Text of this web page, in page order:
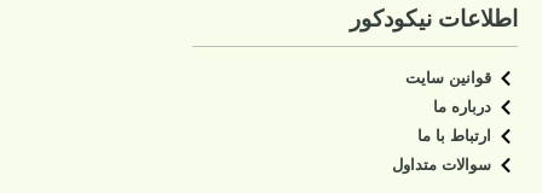
اطلاعات نیکودکور
قوانین سایت
درباره ما
ارتباط با ما
سوالات متداول